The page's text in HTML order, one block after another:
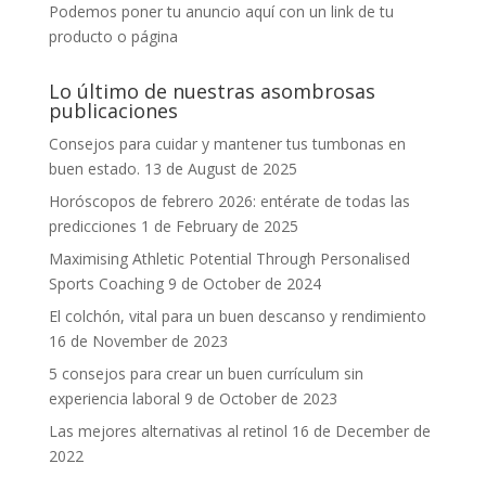
Podemos poner tu anuncio aquí con un link de tu
producto o página
Lo último de nuestras asombrosas
publicaciones
Consejos para cuidar y mantener tus tumbonas en
buen estado. 13 de August de 2025
Horóscopos de febrero 2026: entérate de todas las
predicciones 1 de February de 2025
Maximising Athletic Potential Through Personalised
Sports Coaching 9 de October de 2024
El colchón, vital para un buen descanso y rendimiento
16 de November de 2023
5 consejos para crear un buen currículum sin
experiencia laboral 9 de October de 2023
Las mejores alternativas al retinol 16 de December de
2022